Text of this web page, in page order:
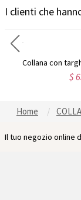
I clienti che
$
Home
Il tuo negozio online